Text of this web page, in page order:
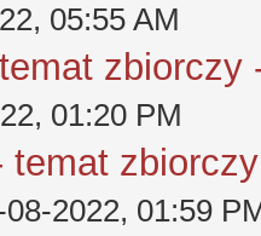
05:55 AM
zbiorczy
01:20 PM
2022, 01:59